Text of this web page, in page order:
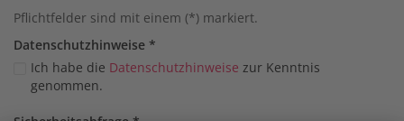
Pflichtfelder sind mit einem (*) markiert.
Datenschutz­hinweise *
Ich habe die Datenschutzhinweise zur Kenntnis
genommen.